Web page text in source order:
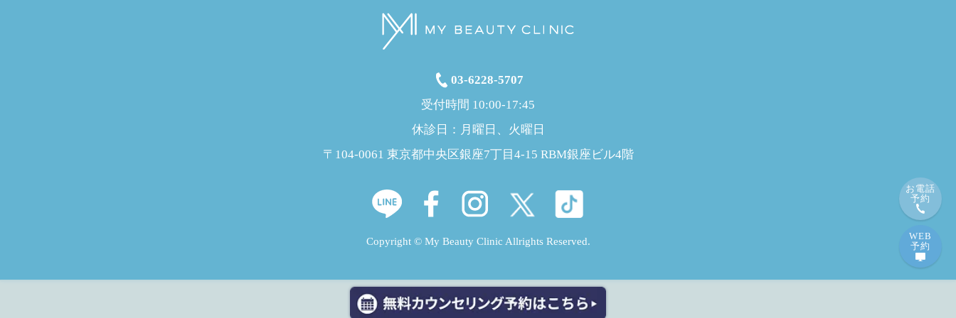
お電話
予約
WEB
予約
03-6228-5707
受付時間 10:00-17:45
休診日：月曜日、火曜日
〒104-0061 東京都中央区銀座7丁目4-15 RBM銀座ビル4階
Copyright © My Beauty Clinic Allrights Reserved.